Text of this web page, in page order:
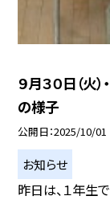
９月３０日（火
の様子
公開日 2025/10/01
お知らせ
昨日は、１年生